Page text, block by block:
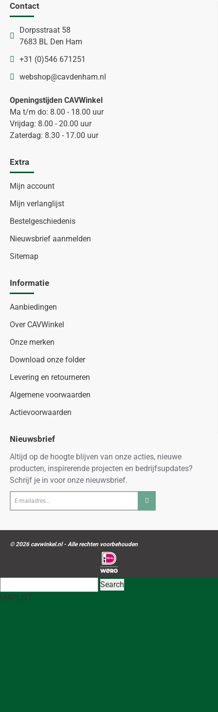
Contact
Dorpsstraat 58
7683 BL Den Ham
+31 (0)546 671251
webshop@cavdenham.nl
Openingstijden CAVWinkel
Ma t/m do: 8.00 - 18.00 uur
Vrijdag: 8.00 - 20.00 uur
Zaterdag: 8.30 - 17.00 uur
Extra
Mijn account
Mijn verlanglijst
Bestelgeschiedenis
Nieuwsbrief aanmelden
Sitemap
Informatie
Aanbiedingen
Over CAVWinkel
Onze merken
Download onze folder
Levering en retourneren
Algemene voorwaarden
Actievoorwaarden
Nieuwsbrief
Altijd op de hoogte blijven van onze acties, nieuwe
producten, inspirerende projecten en bedrijfsupdates?
Schrijf je in voor onze nieuwsbrief.
mailadres...
© 2026 cavwinkel.nl - Alle rechten voorbehouden
Search
MAPLIST